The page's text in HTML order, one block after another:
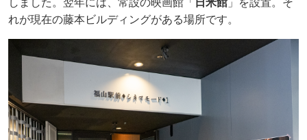
しました。翌年には、常設の映画館「 日米館 」を設置。そ
れが現在の藤本ビルディングがある場所です。